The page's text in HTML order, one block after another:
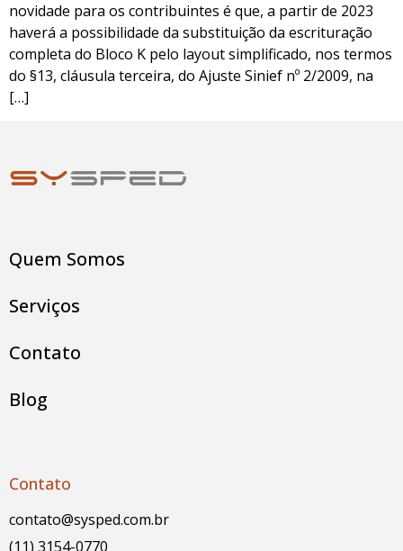
novidade para os contribuintes é que, a partir de 2023
haverá a possibilidade da substituição da escrituração
completa do Bloco K pelo layout simplificado, nos termos
do §13, cláusula terceira, do Ajuste Sinief nº 2/2009, na
[…]
Quem Somos
Serviços
Contato
Blog
Contato
contato@sysped.com.br
(11) 3154-0770